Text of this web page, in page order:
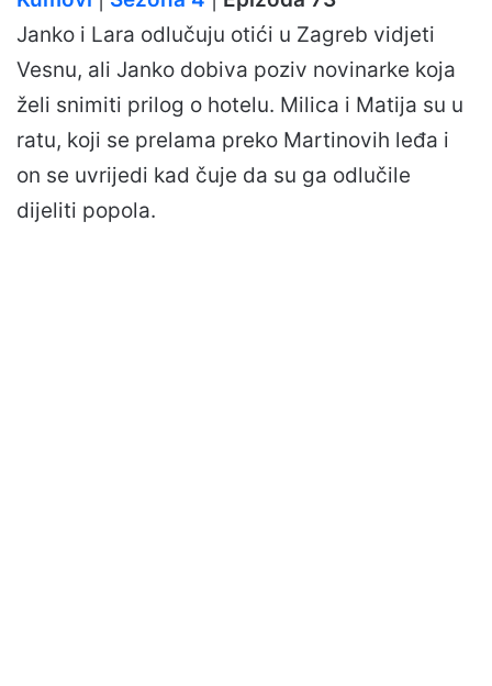
Janko i Lara odlučuju otići u Zagreb vidjeti
Vesnu, ali Janko dobiva poziv novinarke koja
želi snimiti prilog o hotelu. Milica i Matija su u
ratu, koji se prelama preko Martinovih leđa i
on se uvrijedi kad čuje da su ga odlučile
dijeliti popola.